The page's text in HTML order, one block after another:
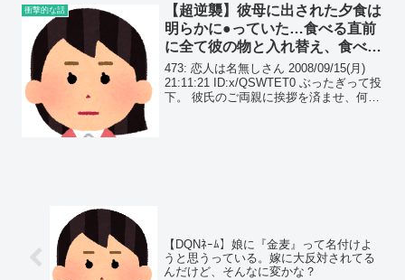
衝撃的な話
【超逆襲】彼母に出された夕食は
明らかに●っていた…食べる直前
に全て彼の物と入れ替え、食べ始
めると…
473: 恋人は名無しさん 2008/09/15(月)
21:11:21 ID:x/QSWTET0 ぶったぎって投
下。 彼氏のご両親に挨拶を済ませ、何度
【DQNﾈｰﾑ】娘に『金麦』って名付けよ
うと思うっている。嫁に大反対されてる
んだけど、そんなに変かな？